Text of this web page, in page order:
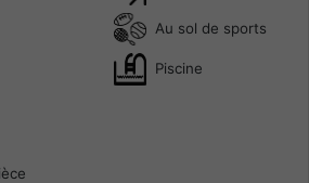
Au sol de sports
Piscine